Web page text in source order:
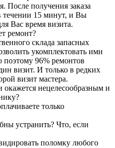
После получения заказа
течении 15 минут, и Вы
Вас время визита.
ремонт?
склада запасных
укомплектовать ими
96% ремонтов
визит. И только в редких
визит мастера.
окажется нецелесообразным и
только
устранить? Что, если
поломку любого